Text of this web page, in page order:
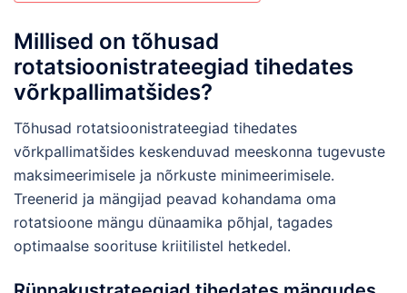
Millised on tõhusad
rotatsioonistrateegiad tihedates
võrkpallimatšides?
Tõhusad rotatsioonistrateegiad tihedates
võrkpallimatšides keskenduvad meeskonna tugevuste
maksimeerimisele ja nõrkuste minimeerimisele.
Treenerid ja mängijad peavad kohandama oma
rotatsioone mängu dünaamika põhjal, tagades
optimaalse soorituse kriitilistel hetkedel.